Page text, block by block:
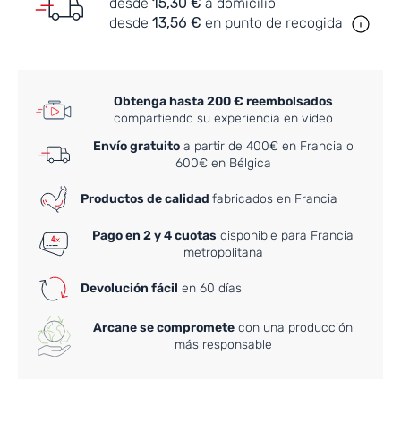
desde 13,56 € en punto de recogida
Obtenga hasta 200 € reembolsados
compartiendo su experiencia en vídeo
Envío gratuitoa partir de 400€ en Francia o
600€ en Bélgica
Productos de calidad fabricados en Francia
Pago en 2 y 4 cuotas disponible para Francia
metropolitana
Devolución fácil en 60 días
Arcane se compromete con una producción
más responsable